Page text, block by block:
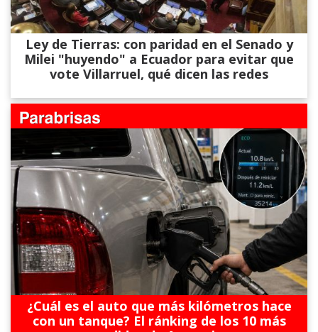
Ley de Tierras: con paridad en el Senado y
Milei "huyendo" a Ecuador para evitar que
vote Villarruel, qué dicen las redes
¿Cuál es el auto que más kilómetros hace
con un tanque? El ránking de los 10 más